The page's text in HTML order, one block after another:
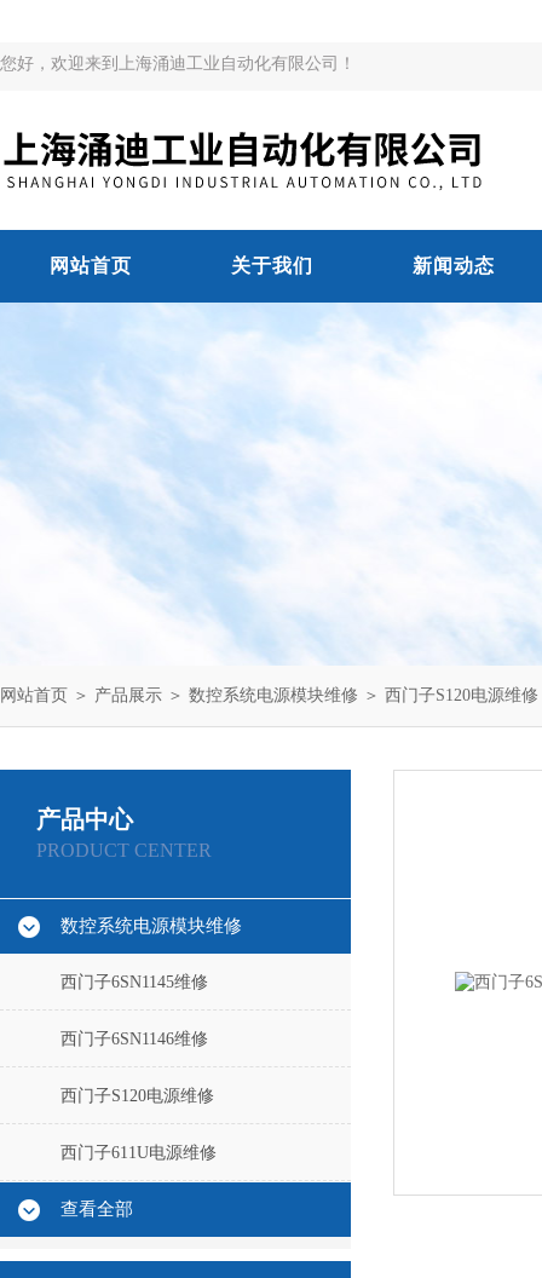
您好，欢迎来到上海涌迪工业自动化有限公司！
网站首页 关于我们 新闻动态
网站首页 ＞ 产品展示 ＞ 数控系统电源模块维修 ＞ 西门子S120电源维修
产品中心
PRODUCT CENTER
数控系统电源模块维修
西门子6SN1145维修
西门子6SN1146维修
西门子S120电源维修
西门子611U电源维修
查看全部